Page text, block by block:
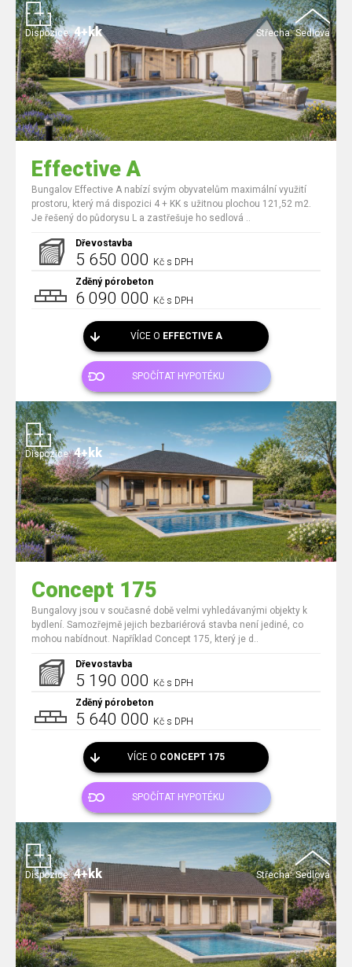
Střecha: Sedlová
Dispozice: 4+kk
Effective A
Bungalov Effective A nabízí svým obyvatelům maximální využití
prostoru, který má dispozici 4 + KK s užitnou plochou 121,52 m2.
Je řešený do půdorysu L a zastřešuje ho sedlová ..
Dřevostavba
5 650 000 Kč s DPH
Zděný pórobeton
6 090 000 Kč s DPH
VÍCE O EFFECTIVE A
SPOČÍTAT HYPOTÉKU
Dispozice: 4+kk
Concept 175
Bungalovy jsou v současné době velmi vyhledávanými objekty k
bydlení. Samozřejmě jejich bezbariérová stavba není jediné, co
mohou nabídnout. Například Concept 175, který je d..
Dřevostavba
5 190 000 Kč s DPH
Zděný pórobeton
5 640 000 Kč s DPH
VÍCE O CONCEPT 175
SPOČÍTAT HYPOTÉKU
Střecha: Sedlová
Dispozice: 4+kk